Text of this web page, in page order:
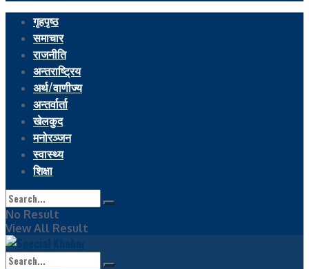
गृहपृष्ठ
समाचार
राजनीति
अन्तराष्ट्रिय
अर्थ/वाणीज्य
अन्तर्वार्ता
खेलकुद
मनोरञ्जन
स्वास्थ्य
शिक्षा
No Result
View All Result